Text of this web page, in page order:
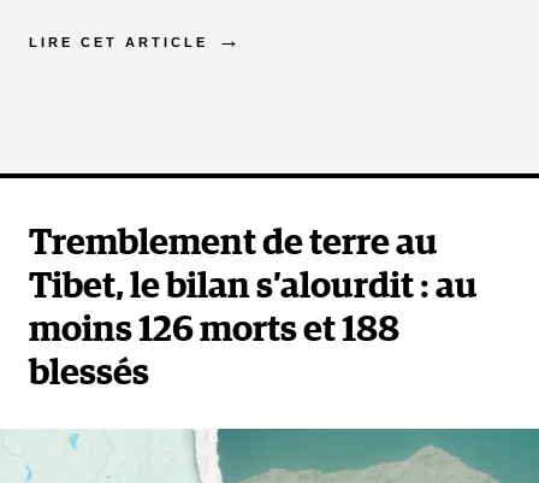
LIRE CET ARTICLE
Tremblement de terre au
Tibet, le bilan s’alourdit : au
moins 126 morts et 188
blessés